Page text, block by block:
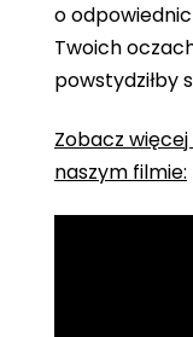
o
Twoich
powstydziłby
Zobacz
naszym filmie: